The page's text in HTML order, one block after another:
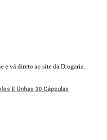
e vá direto ao site da Drogaria.
E Unhas 30 Cápsulas